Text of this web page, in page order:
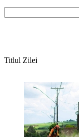
Titlul Zilei